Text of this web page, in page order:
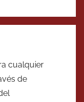
cualquier
de